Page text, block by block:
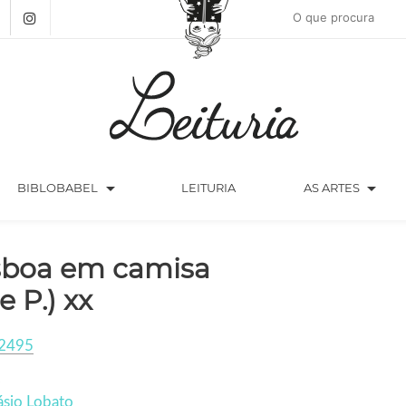
BIBLOBABEL arrow_drop_down LEITURIA AS ARTES arrow_drop_down
em camisa
P.) xx
Lobato